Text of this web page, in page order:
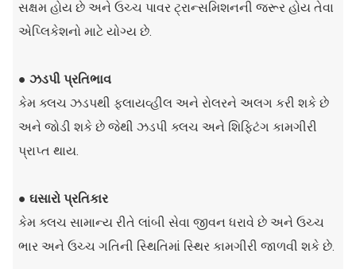
સક્ષમ હોય છે અને ઉચ્ચ પાવર ટ્રાન્સમિશનની જરૂર હોય તેવા
એપ્લિકેશનો માટે યોગ્ય છે.
● ઝડપી પ્રતિભાવ
કેમ ક્લચ ઝડપથી ફ્લાયવ્હીલ અને રોલરને અલગ કરી શકે છે
અને જોડી શકે છે જેથી ઝડપી ક્લચ અને શિફ્ટિંગ કામગીરી
પ્રાપ્ત થાય.
● ઘસારો પ્રતિકાર
કેમ ક્લચ સામાન્ય રીતે લાંબી સેવા જીવન ધરાવે છે અને ઉચ્ચ
ભાર અને ઉચ્ચ ગતિની સ્થિતિમાં સ્થિર કામગીરી જાળવી શકે છે.